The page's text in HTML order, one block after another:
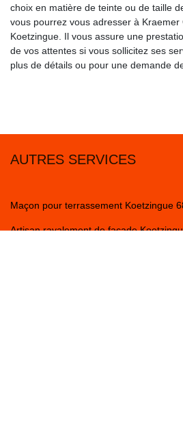
choix en matière de teinte ou de taille
vous pourrez vous adresser à
Koetzingue. Il vous assure une
de vos attentes si vous sollicitez ses
plus de détails ou pour une demande
AUTRES SERVICES
Maçon pour terrassement Koetzingue
Artisan ravalement de façade